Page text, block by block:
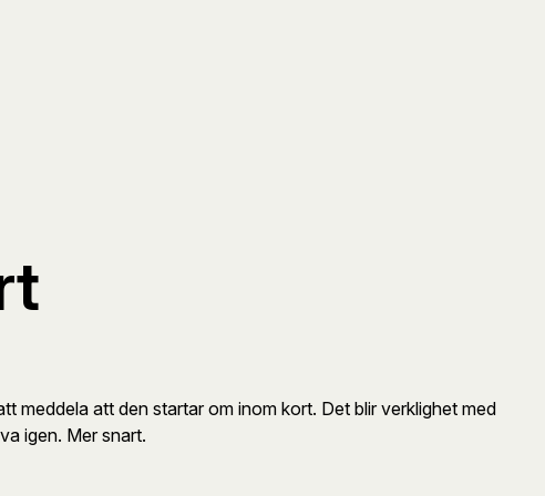
meddela att den startar om inom kort. Det blir verklighet med
igen. Mer snart.